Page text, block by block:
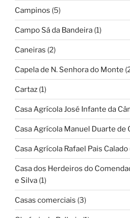
Campinos (5)
Campo Sá da Bandeira (1)
Caneiras (2)
Capela de N. Senhora do Monte
Cartaz (1)
Casa Agrícola José Infante da
Casa Agrícola Manuel Duarte de
Casa Agrícola Rafael Pais Calado
Casa dos Herdeiros do
e Silva (1)
Casas comerciais (3)